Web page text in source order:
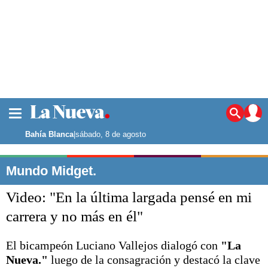
Noticias
La ciudad
Punta Alta
El mundo
Seguridad
Deportes
Escenario Olímpico
Liga del Sur
Bahía Blanca|sábado, 8 de agosto
Mundo Midget.
Video: "En la última largada pensé en mi
carrera y no más en él"
El bicampeón Luciano Vallejos dialogó con "La
Nueva." luego de la consagración y destacó la clave